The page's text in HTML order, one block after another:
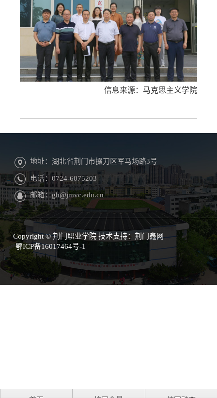
信息来源：马克思主义学院
地址：湖北省荆门市掇刀区军马场路3号
电话：0724-6075203
邮箱：gh@jmvc.edu.cn
Copyright © 荆门职业学院 技术支持：荆门鑫网
鄂ICP备16017464号-1